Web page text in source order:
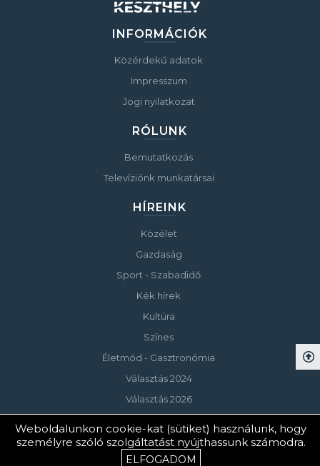
INFORMÁCIÓK
Közérdekű adatok
Impresszum
Jogi nyilatkozat
RÓLUNK
Bemutatkozás
Televíziónk munkatársai
HÍREINK
Közélet
Gazdaság
Sport - Szabadidő
Kék hírek
Kultúra
Színes
Életmód - Gasztronómia
Választás 2024
Választás 2026
© Copyright 2023 Keszthelyi Televízió
Weboldalunkon cookie-kat (sütiket) használunk, hogy
személyre szóló szolgáltatást nyújthassunk számodra.
ELFOGADOM